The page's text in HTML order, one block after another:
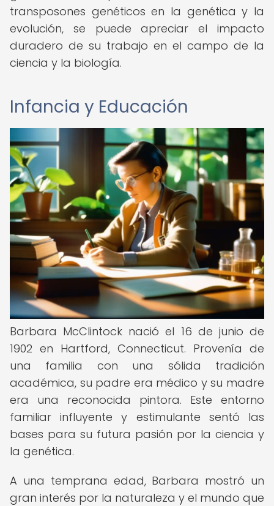
transposones genéticos en la genética y la
evolución, se puede apreciar el impacto
duradero de su trabajo en el campo de la
ciencia y la biología.
Infancia y Educación
Barbara McClintock nació el 16 de junio de
1902 en Hartford, Connecticut. Provenía de
una familia con una sólida tradición
académica, su padre era médico y su madre
era una reconocida pintora. Este entorno
familiar influyente y estimulante sentó las
bases para su futura pasión por la ciencia y
la genética.
A una temprana edad, Barbara mostró un
gran interés por la naturaleza y el mundo que